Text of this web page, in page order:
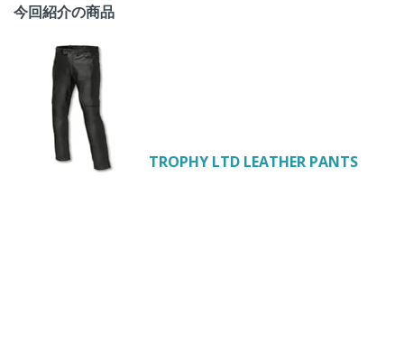
今回紹介の商品
TROPHY LTD LEATHER PANTS